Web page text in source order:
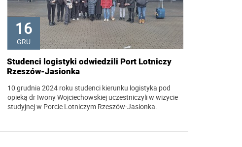
16
GRU
Studenci logistyki odwiedzili Port Lotniczy
Rzeszów-Jasionka
10 grudnia 2024 roku studenci kierunku logistyka pod
opieką dr Iwony Wojciechowskiej uczestniczyli w wizycie
studyjnej w Porcie Lotniczym Rzeszów-Jasionka.